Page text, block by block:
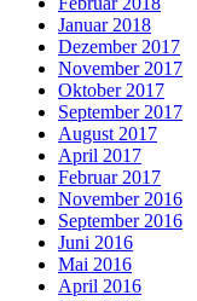
Januar 2018
Dezember 2017
November 2017
Oktober 2017
September 2017
August 2017
April 2017
Februar 2017
November 2016
September 2016
Juni 2016
Mai 2016
April 2016